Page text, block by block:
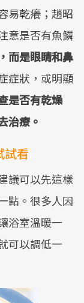
易乾癢；趙昭
意是否有魚鱗
而是眼睛和鼻
症狀，或明顯
是否有乾燥
治療。
試看
議可以先這樣
點。很多人因
浴室溫暖一
可以調低一